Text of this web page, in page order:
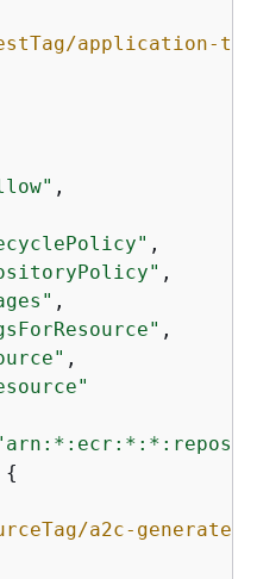
application-
,
,
,
,
,
,
{
a2c-generated"